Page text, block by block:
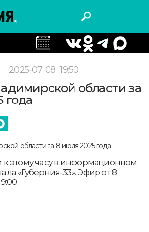
2025-07-08 19:50
области за
года
к этому часу в информационном
«Губерния-33». Эфир от 8